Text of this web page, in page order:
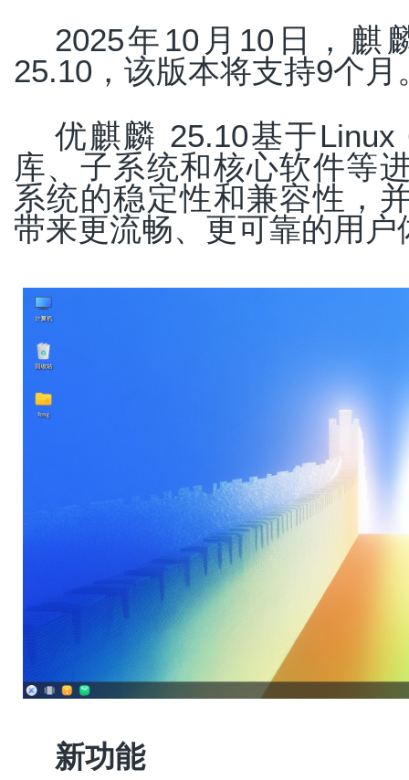
2025年10月10日，麒
25.10，该版本将支持9个月
优麒麟 25.10基于
库、子系统和核心软件等
系统的稳定性和兼容性，
带来更流畅、更可靠的用户
新功能